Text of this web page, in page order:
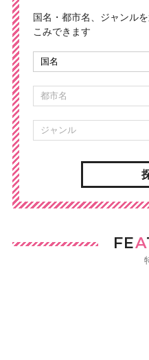
国名・都市名、ジャンル
こみできます
FEA